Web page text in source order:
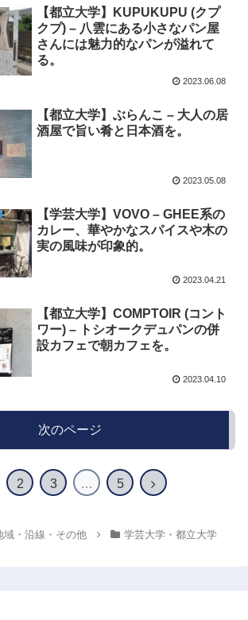
【都立大学】KUPUKUPU (クプ
クプ) – 八雲にある小さなパン屋
さんには魅力的なパンが溢れて
る。
2023.06.08
【都立大学】ぶらんこ – 大人の居
酒屋で旨い肴と日本酒を。
2023.05.08
【学芸大学】VOVO – GHEE系の
カレー、華やかなスパイスや木の
実の風味が印象的。
2023.04.21
【都立大学】COMPTOIR (コント
ワー) – トシオークデュパンの併
設カフェで朝カフェを。
2023.04.10
次のページ
2 3 … 5
域・沿線・その他 学芸大学・都立大学